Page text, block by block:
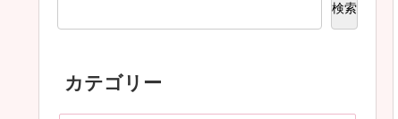
検索
カテゴリー